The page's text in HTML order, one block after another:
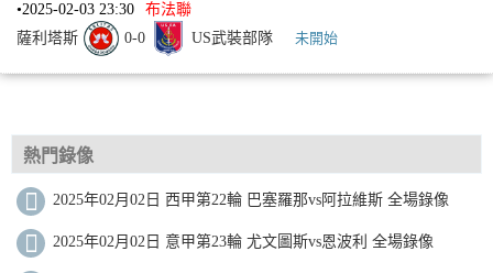
•2025-02-03 23:30
布法聯
薩利塔斯
0-0 US武裝部隊 未開始
熱門錄像
2025年02月02日 西甲第22輪 巴塞羅那vs阿拉維斯 全場錄像
2025年02月02日 意甲第23輪 尤文圖斯vs恩波利 全場錄像